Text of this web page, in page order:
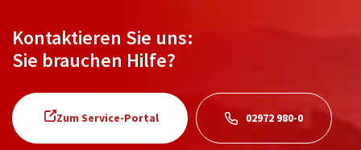
Kontaktieren Sie uns:
Sie brauchen Hilfe?
Zum Service-Portal 02972 980-0